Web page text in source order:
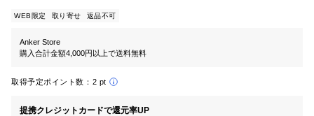
WEB限定 取り寄せ 返品不可
Anker Store
購入合計金額4,000円以上で送料無料
取得予定ポイント数： 2 pt
提携クレジットカードで還元率UP